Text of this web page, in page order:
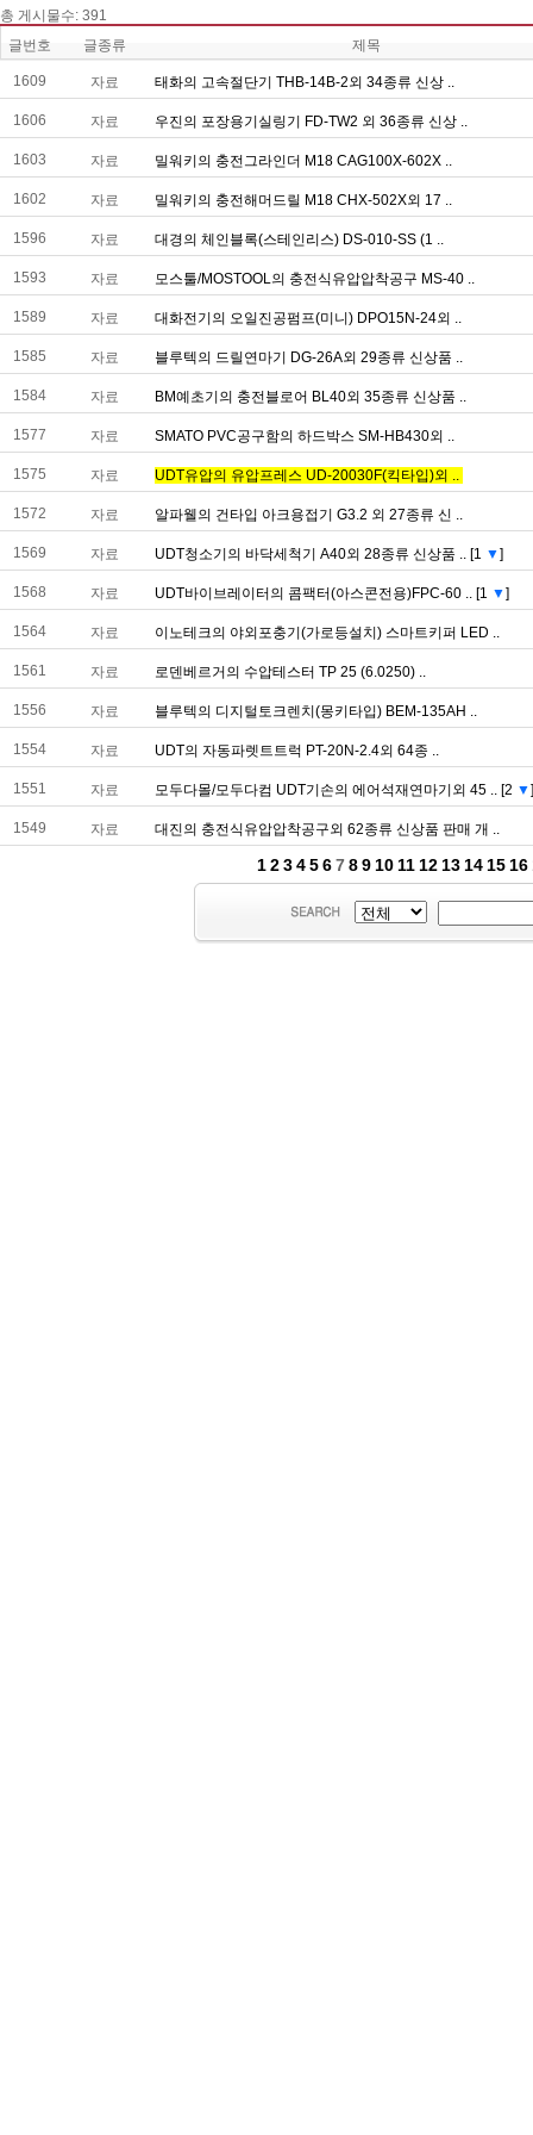
총게시물수:391
글번호
글종류 제목
1609 자료 태화의고속절단기THB-14B-2외34종류신상..
1606 자료 우진의포장용기실링기FD-TW2외36종류신상..
1603 자료 밀워키의충전그라인더M18CAG100X-602X..
1602 자료 밀워키의충전해머드릴M18CHX-502X외17..
1596 자료 대경의체인블록(스테인리스)DS-010-SS(1..
1593 자료 모스툴/MOSTOOL의충전식유압압착공구MS-40..
1589 자료 대화전기의오일진공펌프(미니)DPO15N-24외..
1585 자료 블루텍의드릴연마기DG-26A외29종류신상품..
1584 자료 BM예초기의충전블로어BL40외35종류신상품..
1577 자료 SMATOPVC공구함의하드박스SM-HB430외..
1575 자료 UDT유압의유압프레스UD-20030F(킥타입)외..
1572 자료 알파웰의건타입아크용접기G3.2외27종류신..
1569 자료 UDT청소기의바닥세척기A40외28종류신상품.. [1 ▼]
1568 자료 UDT바이브레이터의콤팩터(아스콘전용)FPC-60.. [1 ▼]
1564 자료 이노테크의야외포충기(가로등설치)스마트키퍼LED..
1561 자료 로덴베르거의수압테스터TP25(6.0250)..
1556 자료 블루텍의디지털토크렌치(몽키타입)BEM-135AH..
1554 자료 UDT의자동파렛트트럭PT-20N-2.4외64종..
1551 자료 모두다몰/모두다컴UDT기손의에어석재연마기외45.. [2 ▼]
1549 자료 대진의충전식유압압착공구외62종류신상품판매개..
1 2 3 4 5 6 7 8 9 10 11 12 13 14 15 16